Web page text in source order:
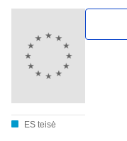
ES teisė